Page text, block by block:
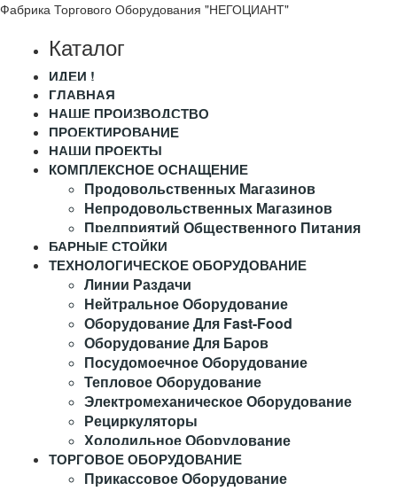
Фабрика Торгового Оборудования "НЕГОЦИАНТ"
Каталог
ИДЕИ !
ГЛАВНАЯ
НАШЕ ПРОИЗВОДСТВО
ПРОЕКТИРОВАНИЕ
НАШИ ПРОЕКТЫ
КОМПЛЕКСНОЕ ОСНАЩЕНИЕ
Продовольственных Магазинов
Непродовольственных Магазинов
Предприятий Общественного Питания
БАРНЫЕ СТОЙКИ
ТЕХНОЛОГИЧЕСКОЕ ОБОРУДОВАНИЕ
Линии Раздачи
Нейтральное Оборудование
Оборудование Для Fast-Food
Оборудование Для Баров
Посудомоечное Оборудование
Тепловое Оборудование
Электромеханическое Оборудование
Рециркуляторы
Холодильное Оборудование
ТОРГОВОЕ ОБОРУДОВАНИЕ
Прикассовое Оборудование